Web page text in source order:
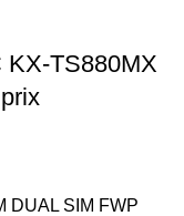
TS880MX